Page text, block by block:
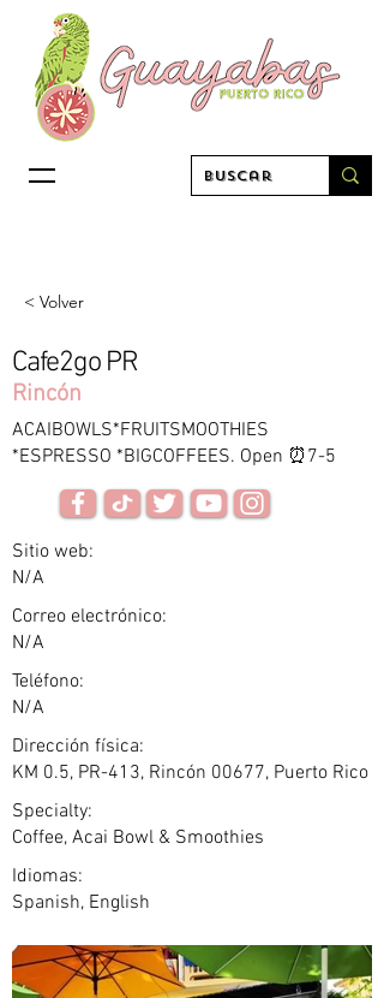
< Volver
Cafe2go PR
Rincón
ACAIBOWLS*FRUITSMOOTHIES
*ESPRESSO *BIGCOFFEES. Open ⏰7-5
Sitio web:
N/A
Correo electrónico:
N/A
Teléfono:
N/A
Dirección física:
KM 0.5, PR-413, Rincón 00677, Puerto Rico
Specialty:
Coffee, Acai Bowl & Smoothies
Idiomas:
Spanish, English